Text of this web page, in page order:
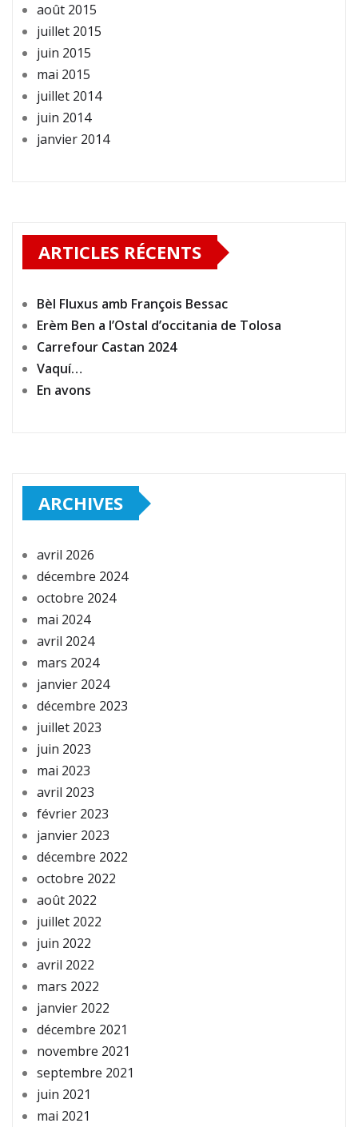
août 2015
juillet 2015
juin 2015
mai 2015
juillet 2014
juin 2014
janvier 2014
ARTICLES RÉCENTS
Bèl Fluxus amb François Bessac
Erèm Ben a l’Ostal d’occitania de Tolosa
Carrefour Castan 2024
Vaquí…
En avons
ARCHIVES
avril 2026
décembre 2024
octobre 2024
mai 2024
avril 2024
mars 2024
janvier 2024
décembre 2023
juillet 2023
juin 2023
mai 2023
avril 2023
février 2023
janvier 2023
décembre 2022
octobre 2022
août 2022
juillet 2022
juin 2022
avril 2022
mars 2022
janvier 2022
décembre 2021
novembre 2021
septembre 2021
juin 2021
mai 2021